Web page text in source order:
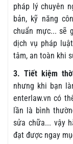
pháp lý chuyên
bản, kỹ năng
chuẩn mực... sẽ
dịch vụ pháp
tâm, an toàn khi
3. Tiết kiệm
nhưng khi bạn
enterlaw.vn có
lần là bình
sửa chữa... vậy
đạt được ngay